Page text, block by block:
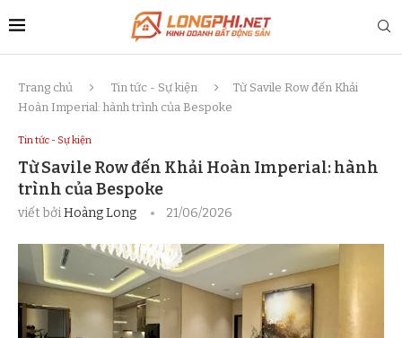
Trang chủ Tin tức - Sự kiện
Từ Savile Row đến Khải
Hoàn Imperial: hành trình của Bespoke
Tin tức - Sự kiện
Từ Savile Row đến Khải Hoàn Imperial: hành
trình của Bespoke
viết bởiHoàng Long 21/06/2026